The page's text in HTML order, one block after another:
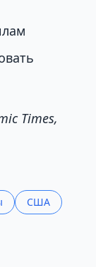
Times,
США